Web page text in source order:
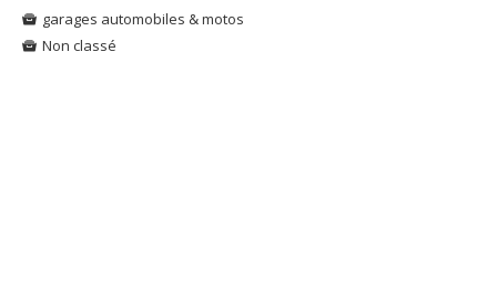
garages automobiles & motos
Non classé